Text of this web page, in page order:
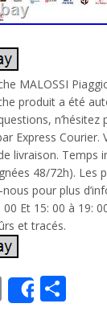
MALOSSI
produit a été
Express Courier.
livraison. Temps
48/72h). Les
pour plus
Et 15: 00 à 19:
et tracés.
Email
Share